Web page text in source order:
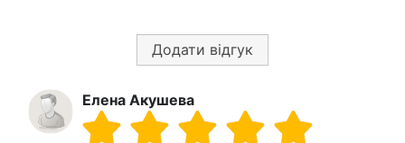
Додати відгук
Елена Акушева